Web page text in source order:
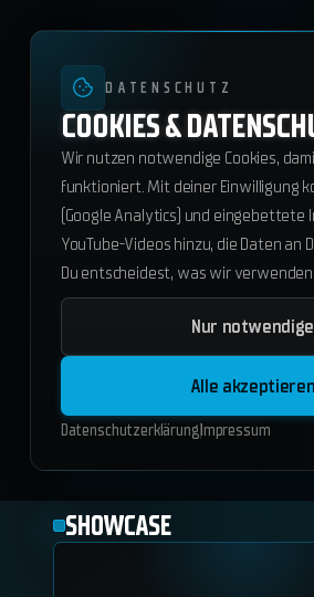
ws_garage
QBCore
In den Warenkorb
SHOWCASE
DATENSCHUTZ
COOKIES &
Wir nutzen notwendige Cookies,
funktioniert. Mit deiner Einwilligung
(Google Analytics) und eingebettete
YouTube-Videos hinzu, die Daten an
Du entscheidest, was wir verwenden
Nur notwendige
Alle akzeptieren
Datenschutzerklärung Impressum